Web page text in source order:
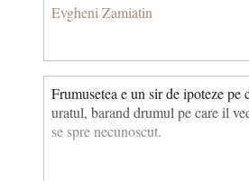
Evgheni Zamiatin
Frumusetea e un sir de ipoteze pe
uratul, barand drumul pe care il
se spre necunoscut.